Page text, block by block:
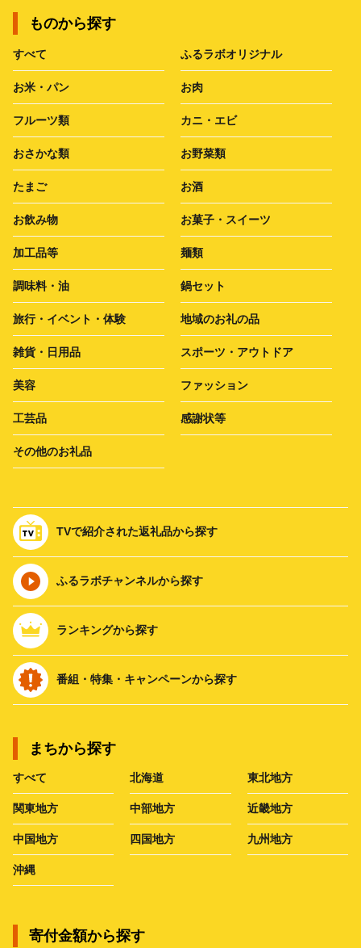
ものから探す
すべて ふるラボオリジナル
お米・パン お肉
フルーツ類 カニ・エビ
おさかな類 お野菜類
たまご お酒
お飲み物 お菓子・スイーツ
加工品等 麺類
調味料・油 鍋セット
旅行・イベント・体験 地域のお礼の品
雑貨・日用品 スポーツ・アウトドア
美容 ファッション
工芸品 感謝状等
その他のお礼品
TVで紹介された返礼品から探す
ふるラボチャンネルから探す
ランキングから探す
番組・特集・キャンペーンから探す
まちから探す
すべて 北海道 東北地方
関東地方 中部地方 近畿地方
中国地方 四国地方 九州地方
沖縄
寄付金額から探す